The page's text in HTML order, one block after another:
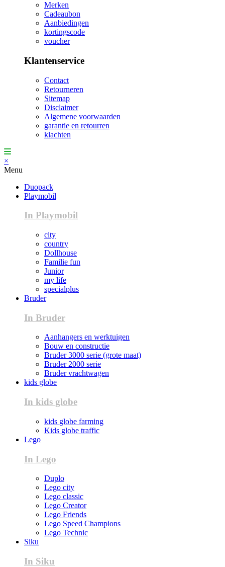
Merken
Cadeaubon
Aanbiedingen
kortingscode
voucher
Klantenservice
Contact
Retourneren
Sitemap
Disclaimer
Algemene voorwaarden
garantie en retourren
klachten
×
Menu
Duopack
Playmobil
In Playmobil
city
country
Dollhouse
Familie fun
Junior
my life
specialplus
Bruder
In Bruder
Aanhangers en werktuigen
Bouw en constructie
Bruder 3000 serie (grote maat)
Bruder 2000 serie
Bruder vrachtwagen
kids globe
In kids globe
kids globe farming
Kids globe traffic
Lego
In Lego
Duplo
Lego city
Lego classic
Lego Creator
Lego Friends
Lego Speed Champions
Lego Technic
Siku
In Siku